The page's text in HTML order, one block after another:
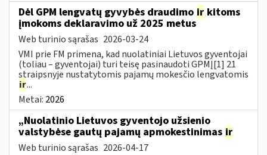
Dėl GPM lengvatų gyvybės draudimo ir kitoms
įmokoms deklaravimo už 2025 metus
Web turinio sąrašas 2026-03-24
VMI prie FM primena, kad nuolatiniai Lietuvos gyventojai
(toliau – gyventojai) turi teisę pasinaudoti GPMĮ[1] 21
straipsnyje nustatytomis pajamų mokesčio lengvatomis
ir...
Metai: 2026
„Nuolatinio Lietuvos gyventojo užsienio
valstybėse gautų pajamų apmokestinimas ir
Web turinio sąrašas 2026-04-17